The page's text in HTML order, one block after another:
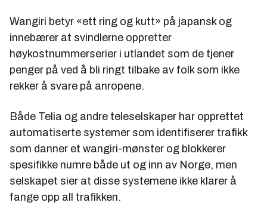
Wangiri betyr «ett ring og kutt» på japansk og
innebærer at svindlerne oppretter
høykostnummerserier i utlandet som de tjener
penger på ved å bli ringt tilbake av folk som ikke
rekker å svare på anropene.
Både Telia og andre teleselskaper har opprettet
automatiserte systemer som identifiserer trafikk
som danner et wangiri-mønster og blokkerer
spesifikke numre både ut og inn av Norge, men
selskapet sier at disse systemene ikke klarer å
fange opp all trafikken.